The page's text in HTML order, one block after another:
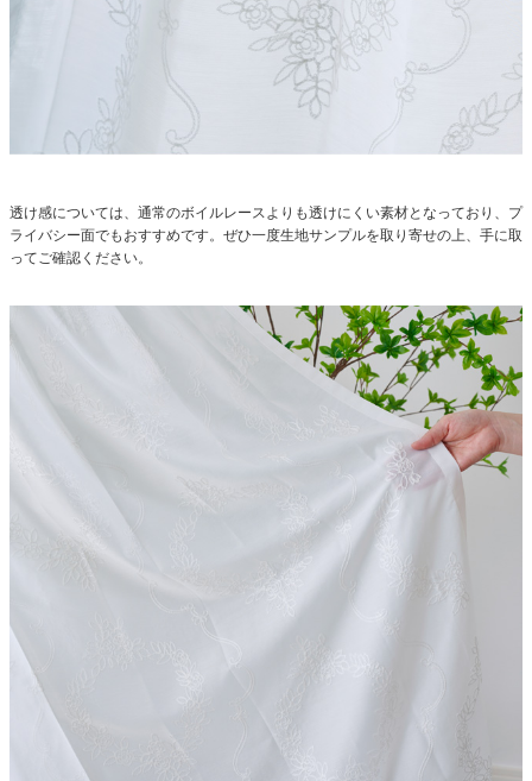
透け感については、通常のボイルレースよりも透けにくい素材となっており、プ
ライバシー面でもおすすめです。ぜひ一度生地サンプルを取り寄せの上、手に取
ってご確認ください。